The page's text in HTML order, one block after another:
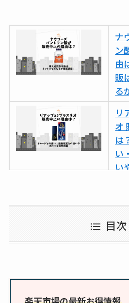
ナ
ン
由
販
る
リ
オ
は
い
い
コ
て
ト
ア
目次